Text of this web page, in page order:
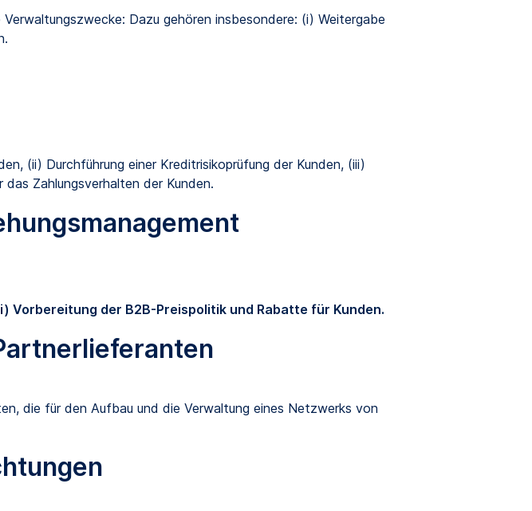
Dazu gehören insbesondere: (i) Weitergabe
(ii) Durchführung einer Kreditrisikoprüfung der Kunden, (iii)
Zahlungsverhalten der Kunden.
Vorbereitung der B2B-Preispolitik und Rabatte für Kunden.
die für den Aufbau und die Verwaltung eines Netzwerks von